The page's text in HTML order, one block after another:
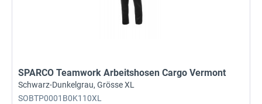
SPARCO Teamwork Arbeitshosen Cargo Vermont
Schwarz-Dunkelgrau, Grösse XL
SOBTP0001B0K110XL